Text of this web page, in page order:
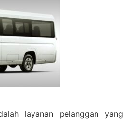
layanan pelanggan yang